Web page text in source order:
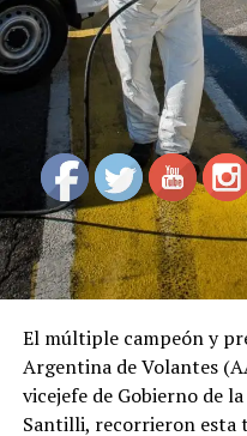
El múltiple campeón y
Argentina de Volantes
vicejefe de Gobierno de
Santilli, recorrieron esta